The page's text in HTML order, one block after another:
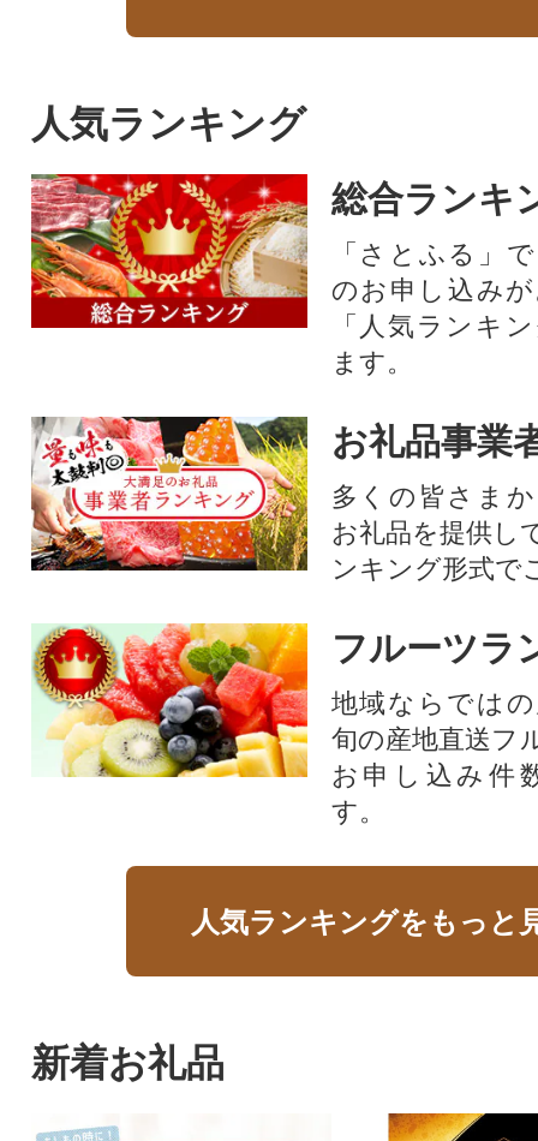
人気ランキング
総合ランキ
「さとふる」
のお申し込み
「人気ランキ
ます。
お礼品事業
多くの皆さま
お礼品を提供し
ンキング形式で
フルーツラ
地域ならでは
旬の産地直送フ
お申し込み件
す。
人気ランキングをもっと
新着お礼品